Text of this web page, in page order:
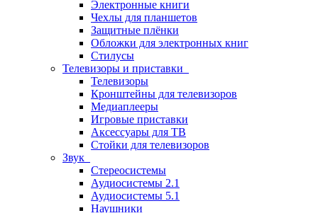
Электронные книги
Чехлы для планшетов
Защитные плёнки
Обложки для электронных книг
Стилусы
Телевизоры и приставки
Телевизоры
Кронштейны для телевизоров
Медиаплееры
Игровые приставки
Аксессуары для ТВ
Стойки для телевизоров
Звук
Стереосистемы
Аудиосистемы 2.1
Аудиосистемы 5.1
Наушники